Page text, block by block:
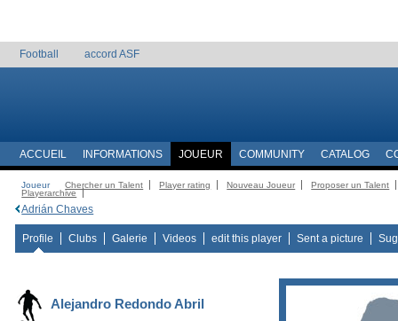
Football accord ASF
ACCUEIL INFORMATIONS JOUEUR COMMUNITY CATALOG
Joueur Chercher un Talent Player rating Nouveau Joueur
Proposer un Talent
Playerarchive
Adrián Chaves
Profile Clubs Galerie Videos edit this player Sent a picture
Alejandro Redondo Abril